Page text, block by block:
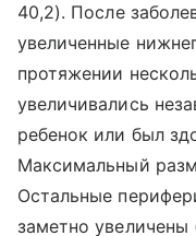
40,2). После
увеличенные
протяжении
увеличивались
ребенок или был
Максимальный
Остальные
заметно увеличены